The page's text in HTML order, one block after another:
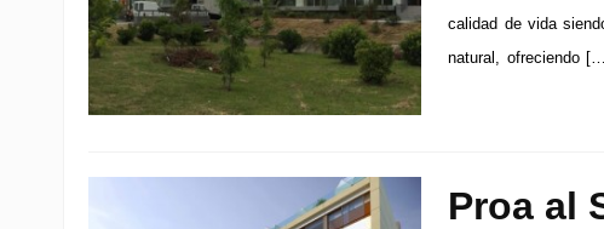
calidad de vida
natural, ofreciendo
Proa al